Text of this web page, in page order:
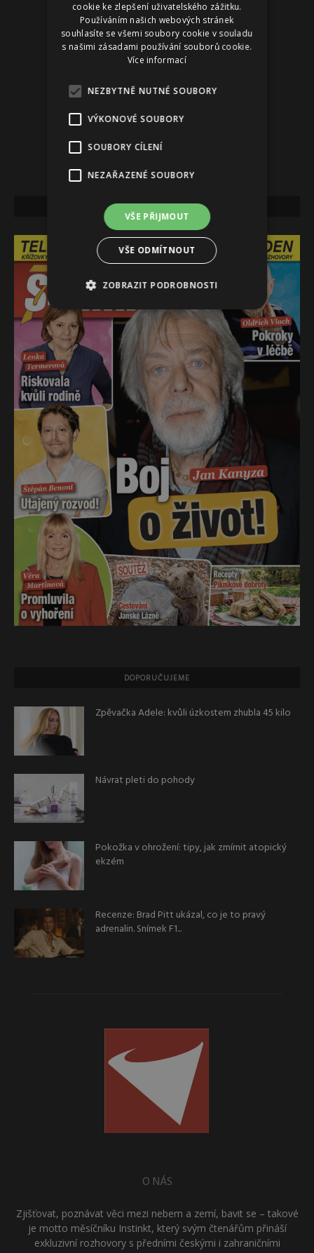
NEJNOVĚJŠÍ VYDÁNÍ
DOPORUČUJEME
Zpěvačka Adele: kvůli úzkostem zhubla 45 kilo
Návrat pleti do pohody
Pokožka v ohrožení: tipy, jak zmírnit atopický
ekzém
Recenze: Brad Pitt ukázal, co je to pravý
adrenalin. Snímek F1...
O NÁS
Zjišťovat, poznávat věci mezi nebem a zemí, bavit se – takové
je motto měsíčníku Instinkt, který svým čtenářům přináší
exkluzivní rozhovory s předními českými i zahraničními
cookie ke zlepšení uživatelského zážitku.
Používáním našich webových stránek
souhlasíte se všemi soubory cookie v souladu
s našimi zásadami používání souborů cookie.
Více informací
NEZBYTNĚ NUTNÉ SOUBORY
VÝKONOVÉ SOUBORY
SOUBORY CÍLENÍ
NEZAŘAZENÉ SOUBORY
VŠE PŘIJMOUT
VŠE ODMÍTNOUT
ZOBRAZIT PODROBNOSTI